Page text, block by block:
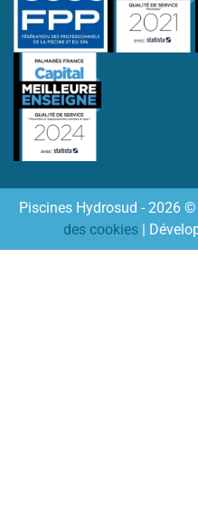
Piscines Hydrosud - 2026 ©
des cookies |